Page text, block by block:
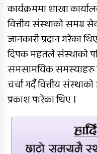
३ सय
कार्यक्रममा शाखा
वित्तीय संस्थाको समग्र
जानकारी प्रदान गरेका
दिपक महतले संस्थाको
समसामयिक समस्याहरु
चर्चा गर्दै वित्तीय
प्रकाश पारेका थिए ।